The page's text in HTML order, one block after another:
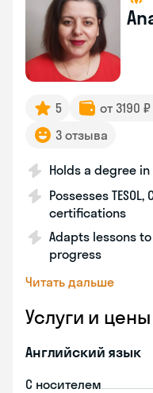
5 от 3190
3 отзыва
Holds a degree
Possesses TESOL,
certifications
Adapts lessons
progress
Читать дальше
Услуги и цены
Английский язык
С носителем